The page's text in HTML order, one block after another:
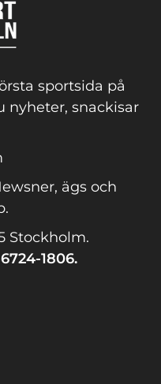
sportsida på
nyheter, snackisar
ägs och
Stockholm.
1806.